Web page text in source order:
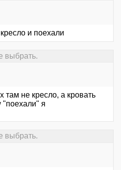
и поехали
выбрать.
там не кресло, а кровать
"поехали" я
выбрать.